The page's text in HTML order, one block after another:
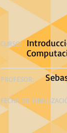
CURSO:
PROFESOR:
FECHA DE